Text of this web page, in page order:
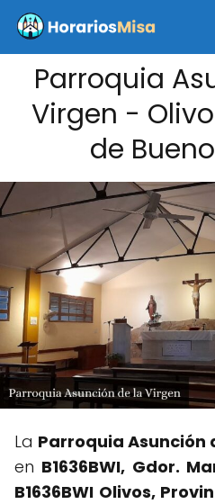
Parroquia
Virgen -
de
La Parroquia Asunción
en B1636BWI, Gdor.
B1636BWI Olivos,